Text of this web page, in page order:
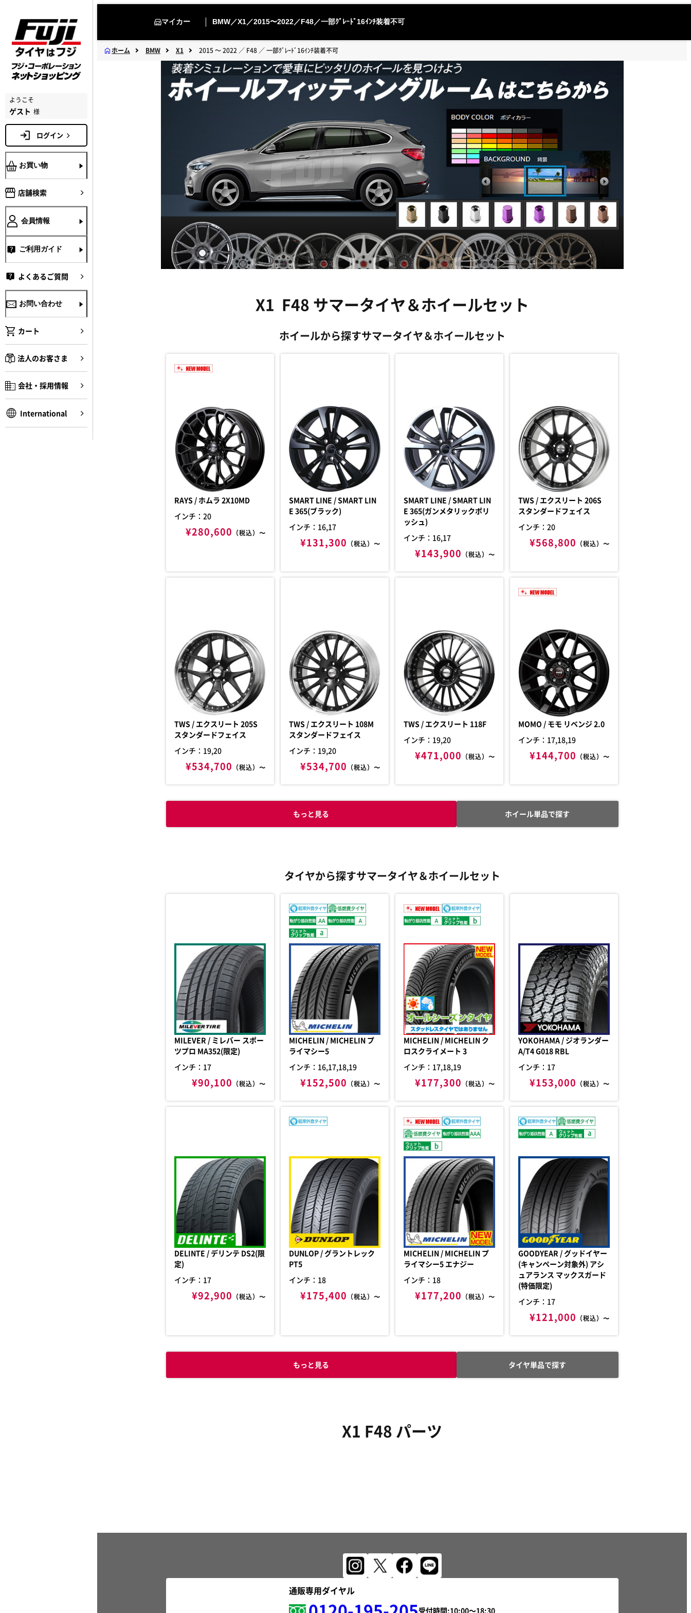
ようこそ
ゲスト 様
ログイン
お買い物
店舗検索
会員情報
ご利用ガイド
よくあるご質問
お問い合わせ
カート
法人のお客さま
会社・採用情報
International
マイカー BMW／X1／2015〜2022／F48／一部ｸﾞﾚｰﾄﾞ16ｲﾝﾁ装着不可
ホーム BMW X1 2015 ～ 2022 ／ F48 ／ 一部ｸﾞﾚｰﾄﾞ16ｲﾝﾁ装着不可
X1 F48 サマータイヤ＆ホイールセット
タイヤから探すサマータイヤ＆ホイールセット
MILEVER / ミレバー スポー
ツプロ MA352(限定)
インチ：17
¥90,100 （税込）〜
MICHELIN / MICHELIN プ
ライマシー5
インチ：16,17,18,19
¥152,500 （税込）〜
MICHELIN / MICHELIN ク
ロスクライメート 3
インチ：17,18,19
¥177,300 （税込）〜
YOKOHAMA / ジオランダー
A/T4 G018 RBL
インチ：17
¥153,000 （税込）〜
DELINTE / デリンテ DS2(限
定)
インチ：17
¥92,900 （税込）〜
DUNLOP / グラントレック
PT5
インチ：18
¥175,400 （税込）〜
MICHELIN / MICHELIN プ
ライマシー5 エナジー
インチ：18
¥177,200 （税込）〜
GOODYEAR / グッドイヤー
(キャンペーン対象外) アシ
ュアランス マックスガード
(特価限定)
インチ：17
¥121,000 （税込）〜
もっと見る タイヤ単品で探す
ホイールから探すサマータイヤ＆ホイールセット
RAYS / ホムラ 2X10MD
インチ：20
¥280,600 （税込）〜
SMART LINE / SMART LIN
E 365(ブラック)
インチ：16,17
¥131,300 （税込）〜
SMART LINE / SMART LIN
E 365(ガンメタリックポリ
ッシュ)
インチ：16,17
¥143,900 （税込）〜
TWS / エクスリート 206S
スタンダードフェイス
インチ：20
¥568,800 （税込）〜
TWS / エクスリート 205S
スタンダードフェイス
インチ：19,20
¥534,700 （税込）〜
TWS / エクスリート 108M
スタンダードフェイス
インチ：19,20
¥534,700 （税込）〜
TWS / エクスリート 118F
インチ：19,20
¥471,000 （税込）〜
MOMO / モモ リベンジ 2.0
インチ：17,18,19
¥144,700 （税込）〜
もっと見る ホイール単品で探す
X1 F48 パーツ
通販専用ダイヤル
受付時間: